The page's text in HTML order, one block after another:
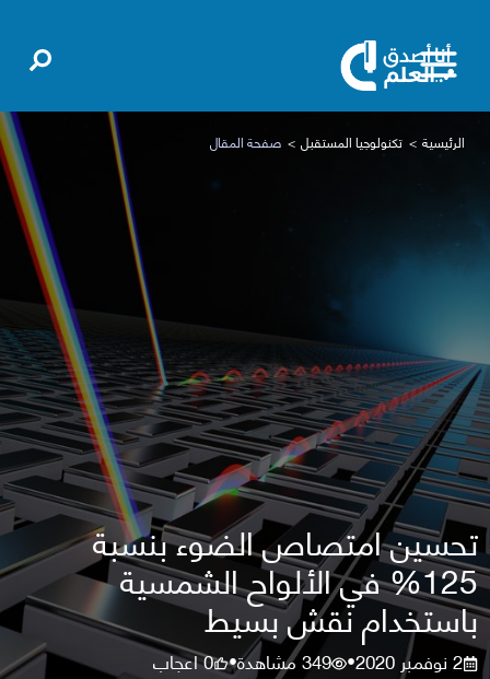
الرئيسية تكنولوجيا المستقبل صفحة المقال
تحسين امتصاص الضوء بنسبة
125% في الألواح الشمسية
باستخدام نقش بسيط
2 نوفمبر 2020 •
349مشاهدة•
0اعجاب